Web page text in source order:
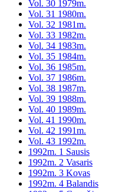
Vol. 30 1979m.
Vol. 31 1980m.
Vol. 32 1981m.
Vol. 33 1982m.
Vol. 34 1983m.
Vol. 35 1984m.
Vol. 36 1985m.
Vol. 37 1986m.
Vol. 38 1987m.
Vol. 39 1988m.
Vol. 40 1989m.
Vol. 41 1990m.
Vol. 42 1991m.
Vol. 43 1992m.
1992m. 1 Sausis
1992m. 2 Vasaris
1992m. 3 Kovas
1992m. 4 Balandis